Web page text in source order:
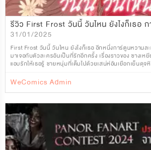
31/01/2025
First Frost วันนี้ วันไหน ยังไงก็เธอ อีกหนึ่งการ์ตูนหวาน
มาเจอกับตัวละครอันเป็นที่รักอีกครั้ง เรื่องราวของ ซางเ
แอบรักให้เธอรู้ ชายหนุ่มที่เต็มไปด้วยเสน่ห์อันเยือกเย็นดุจ
WeComics Admin